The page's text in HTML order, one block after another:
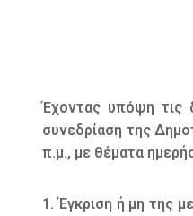
Έχοντας υπόψη τις
συνεδρίαση της
π.μ., με θέματα
1. Έγκριση ή μη της